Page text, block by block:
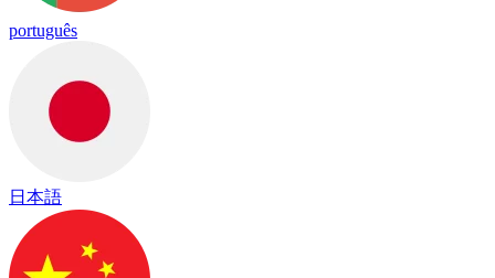
português
日本語